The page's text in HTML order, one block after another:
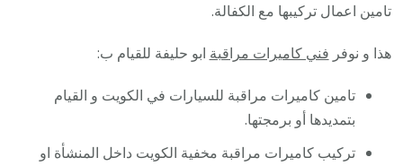
تامين اعمال تركيبها مع الكفالة.
هذا و نوفر فني كاميرات مراقبة ابو حليفة للقيام ب:
تامين كاميرات مراقبة للسيارات في الكويت و القيام
بتمديدها أو برمجتها.
تركيب كاميرات مراقبة مخفية الكويت داخل المنشأة او